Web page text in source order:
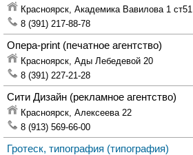
Красноярск, Академика Вавилова 1 ст51
8 (391) 217-88-78
Опера-print (печатное агентство)
Красноярск, Ады Лебедевой 20
8 (391) 227-21-28
Сити Дизайн (рекламное агентство)
Красноярск, Алексеева 22
8 (913) 569-66-00
Гротеск, типография (типография)